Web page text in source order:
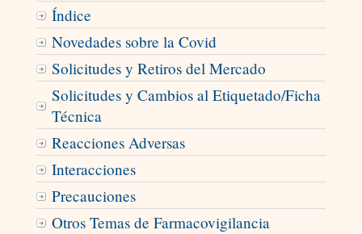
Índice
Novedades sobre la Covid
Solicitudes y Retiros del Mercado
Solicitudes y Cambios al Etiquetado/Ficha
Técnica
Reacciones Adversas
Interacciones
Precauciones
Otros Temas de Farmacovigilancia